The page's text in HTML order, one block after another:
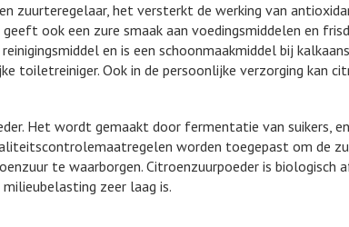
zuurteregelaar, het versterkt de werking van
ook een zure smaak aan voedingsmiddelen en
en is een schoonmaakmiddel bij
toiletreiniger. Ook in de persoonlijke verzorging kan
Het wordt gemaakt door fermentatie van suikers,
worden toegepast om de
te waarborgen. Citroenzuurpoeder is biologisch
zeer laag is.